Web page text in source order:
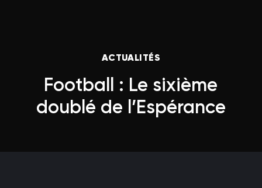
Fil d'Ariane
ACTUALITÉS
Football : Le sixième
doublé de l’Espérance